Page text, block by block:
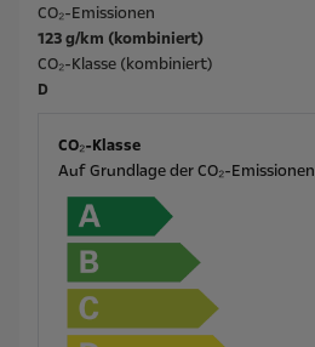
CO₂-Emissionen
123 g/km (kombiniert)
CO₂-Klasse (kombiniert)
D
CO₂-Klasse
Auf Grundlage der CO₂-Emissionen